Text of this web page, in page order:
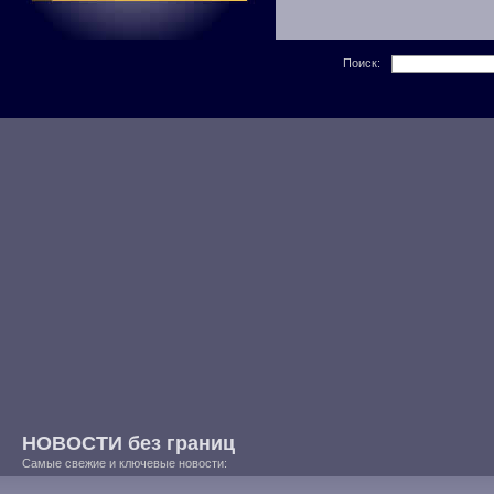
Поиск:
НОВОСТИ без границ
Самые свежие и ключевые новости: